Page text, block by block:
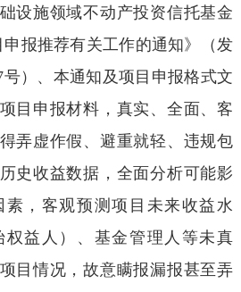
设施领域不动产投资信托基金
申报推荐有关工作的通知》（发
号）、本通知及项目申报格式文
目申报材料，真实、全面、客
弄虚作假、避重就轻、违规包
史收益数据，全面分析可能影
，客观预测项目未来收益水
益人）、基金管理人等未真
目情况，故意瞒报漏报甚至弄